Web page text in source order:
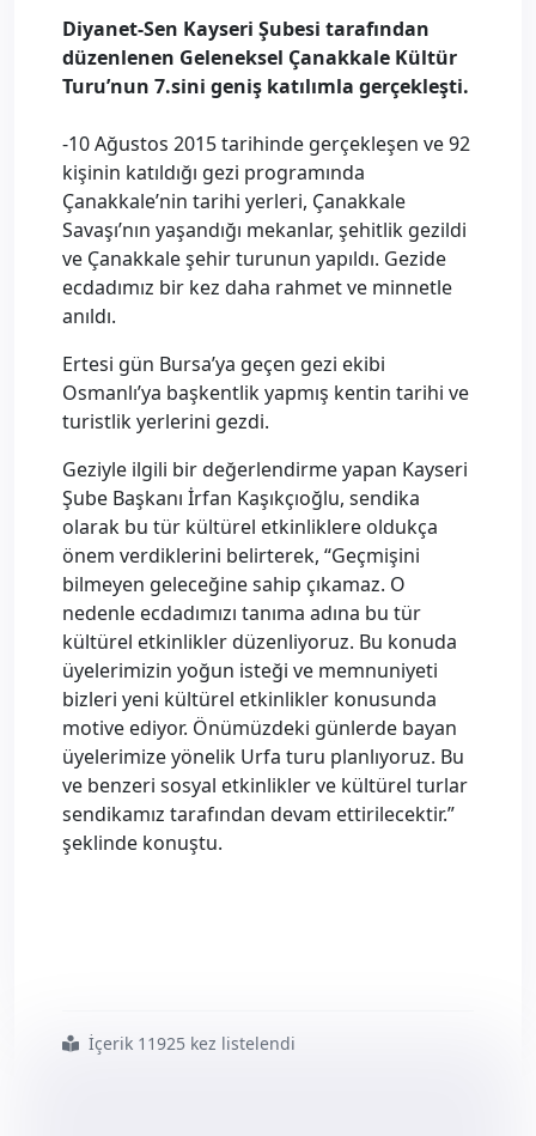
Diyanet-Sen Kayseri Şubesi tarafından
düzenlenen Geleneksel Çanakkale Kültür
Turu’nun 7.sini geniş katılımla gerçekleşti.
-10 Ağustos 2015 tarihinde gerçekleşen ve 92
kişinin katıldığı gezi programında
Çanakkale’nin tarihi yerleri, Çanakkale
Savaşı’nın yaşandığı mekanlar, şehitlik gezildi
ve Çanakkale şehir turunun yapıldı. Gezide
ecdadımız bir kez daha rahmet ve minnetle
anıldı.
Ertesi gün Bursa’ya geçen gezi ekibi
Osmanlı’ya başkentlik yapmış kentin tarihi ve
turistlik yerlerini gezdi.
Geziyle ilgili bir değerlendirme yapan Kayseri
Şube Başkanı İrfan Kaşıkçıoğlu, sendika
olarak bu tür kültürel etkinliklere oldukça
önem verdiklerini belirterek, “Geçmişini
bilmeyen geleceğine sahip çıkamaz. O
nedenle ecdadımızı tanıma adına bu tür
kültürel etkinlikler düzenliyoruz. Bu konuda
üyelerimizin yoğun isteği ve memnuniyeti
bizleri yeni kültürel etkinlikler konusunda
motive ediyor. Önümüzdeki günlerde bayan
üyelerimize yönelik Urfa turu planlıyoruz. Bu
ve benzeri sosyal etkinlikler ve kültürel turlar
sendikamız tarafından devam ettirilecektir.”
şeklinde konuştu.
#kayseri
#şubesi nden
#geleneksel
#çanakkale
#gezisiİçerik 11925 kez listelendi